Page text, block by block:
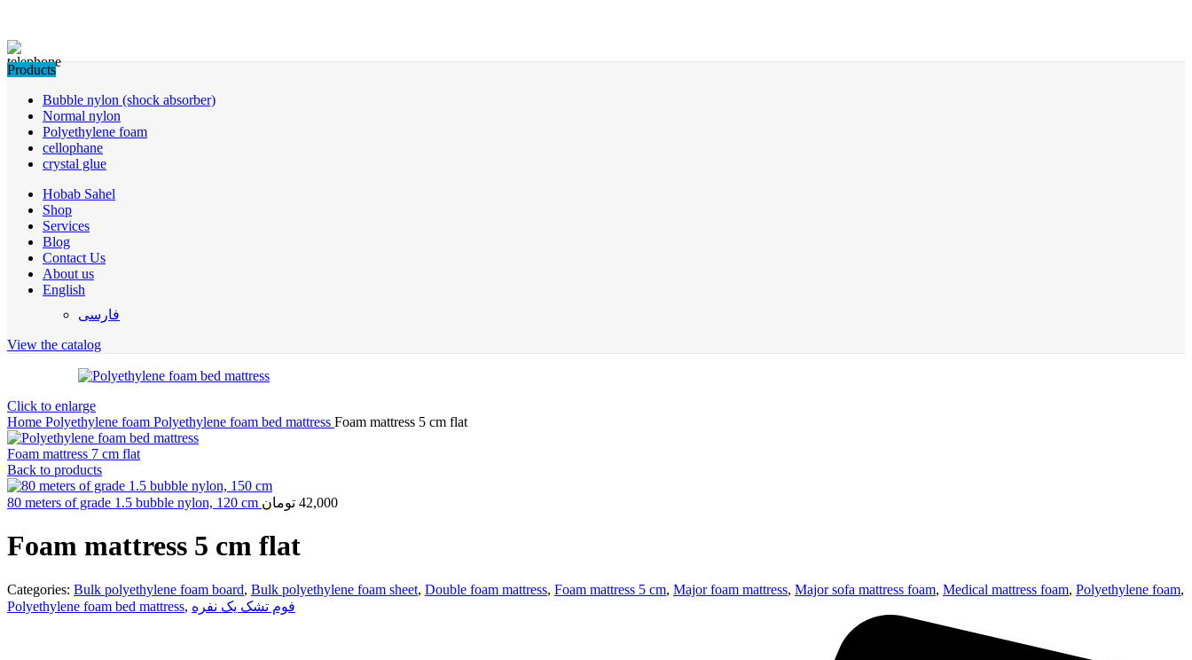
Products
Bubble nylon (shock absorber)
Normal nylon
Polyethylene foam
cellophane
crystal glue
Hobab Sahel
Shop
Services
Blog
Contact Us
About us
English
فارسی
View the catalog
Click to enlarge
Home Polyethylene foam Polyethylene foam bed mattress Foam mattress 5 cm flat
Foam mattress 7 cm flat
Back to products
80 meters of grade 1.5 bubble nylon, 120 cm 42,000 تومان
Foam mattress 5 cm flat
Categories: Bulk polyethylene foam board, Bulk polyethylene foam sheet, Double foam mattress, Foam mattress 5 cm, Major foam mattress, Major sofa mattress foam, Medical mattress foam, Polyethylene foam,
Polyethylene foam bed mattress, فوم تشک یک نفره